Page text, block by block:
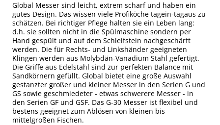
Global Messer sind leicht, extrem scharf und haben ein
gutes Design. Das wissen viele Profiköche tagein-tagaus zu
schätzen. Bei richtiger Pflege halten sie ein Leben lang:
d.h. sie sollten nicht in die Spülmaschine sondern per
Hand gespült und auf dem Schleifstein nachgeschärft
werden. Die für Rechts- und Linkshänder geeigneten
Klingen werden aus Molybdän-Vanadium Stahl gefertigt.
Die Griffe aus Edelstahl sind zur perfekten Balance mit
Sandkörnern gefüllt. Global bietet eine große Auswahl
gestanzter großer und kleiner Messer in den Serien G und
GS sowie geschmiedeter - etwas schwerere Messer - in
den Serien GF und GSF. Das G-30 Messer ist flexibel und
bestens geeignet zum Ablösen von kleinen bis
mittelgroßen Fischen.